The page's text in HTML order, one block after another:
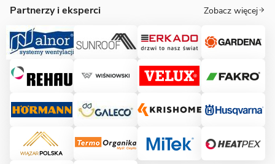
Partnerzy i eksperci Zobacz więcej